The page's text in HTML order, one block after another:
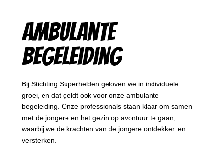
Ambulante
begeleiding
Bij Stichting Superhelden geloven we in individuele
groei, en dat geldt ook voor onze ambulante
begeleiding. Onze professionals staan klaar om samen
met de jongere en het gezin op avontuur te gaan,
waarbij we de krachten van de jongere ontdekken en
versterken.